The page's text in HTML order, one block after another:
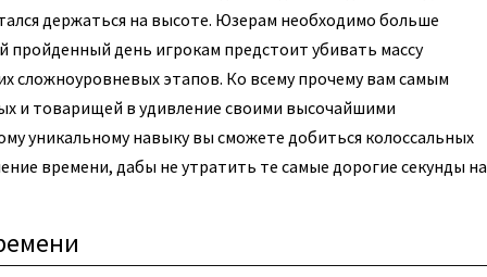
держаться на высоте. Юзерам необходимо больше
день игрокам предстоит убивать массу
сложноуровневых этапов. Ко всему прочему вам самым
и товарищей в удивление своими высочайшими
уникальному навыку вы сможете добиться колоссальных
времени, дабы не утратить те самые дорогие секунды на